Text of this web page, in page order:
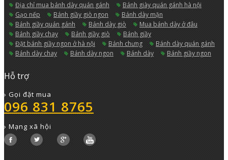
địa chỉ mua bánh dày quán gánh
bánh giày quán gánh hà nội
gạo nếp
bánh giầy giò ngon
bánh dày mặn
bánh giầy quán gánh
bánh dày giò
mua bánh dày ở đâu
bánh giầy chay
bánh giầy giò
bánh giầy
đặt bánh giầy ngon ở hà nội
bánh chưng
bánh dày quán gánh
bánh dày chay
bánh dày ngon bánh dày bánh giầy ngon
Hỗ trợ
› Gọi đặt mua
096 831 8765
› Mạng xã hội